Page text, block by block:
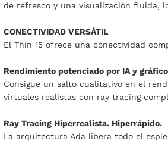
de refresco y una visualización fluida,
CONECTIVIDAD VERSÁTIL
El Thin 15 ofrece una conectividad
Rendimiento potenciado por IA y
Consigue un salto cualitativo en el
virtuales realistas con ray tracing
Ray Tracing Hiperrealista. Hiperrápido.
La arquitectura Ada libera todo el